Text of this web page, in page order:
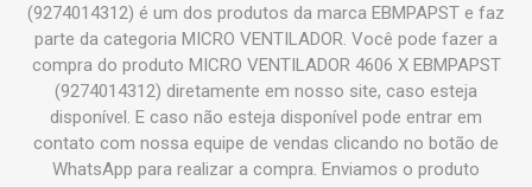
(9274014312) é um dos produtos da marca EBMPAPST e faz
parte da categoria MICRO VENTILADOR. Você pode fazer a
compra do produto MICRO VENTILADOR 4606 X EBMPAPST
(9274014312) diretamente em nosso site, caso esteja
disponível. E caso não esteja disponível pode entrar em
contato com nossa equipe de vendas clicando no botão de
WhatsApp para realizar a compra. Enviamos o produto